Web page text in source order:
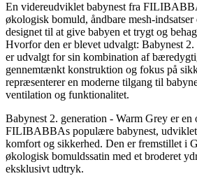
En videreudviklet babynest fra
økologisk bomuld, åndbare mesh-indsatser
designet til at give babyen et trygt og
Hvorfor den er blevet udvalgt: Babynest
er udvalgt for sin kombination af
gennemtænkt konstruktion og fokus på
repræsenterer en moderne tilgang til
ventilation og funktionalitet.
Babynest 2. generation - Warm Grey er en
FILIBABBAs populære babynest, udviklet
komfort og sikkerhed. Den er fremstillet i
økologisk bomuldssatin med et broderet
eksklusivt udtryk.